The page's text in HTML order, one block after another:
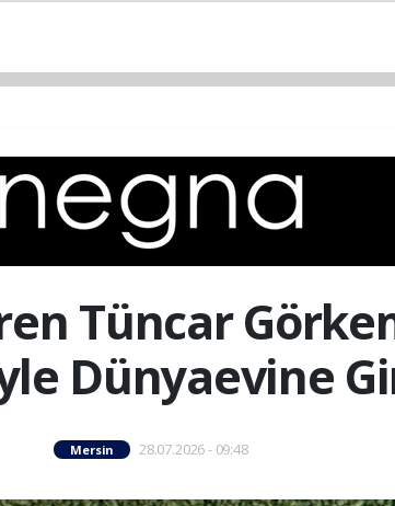
Tüncar
Dünyaevine
Mersin 28.07.2026 - 09:48